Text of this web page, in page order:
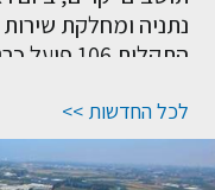
נתניה ומחלקת שירות
התקלות 106 פועל כרגיל. בברכה, מי נתניה
<< לכל החדשות